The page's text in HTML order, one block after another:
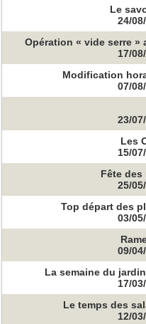
Le
24/
Opération « vide serre
17/
Modification
07/
23/
Les
15/
Fête des
25/
Top départ des
03/
09/
La semaine du
17/
Le temps des
12/